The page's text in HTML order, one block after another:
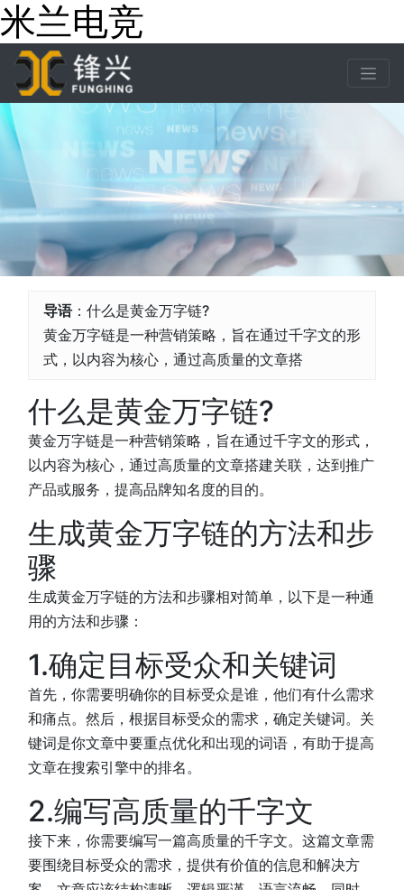
米兰电竞
导语：什么是黄金万字链?
黄金万字链是一种营销策略，旨在通过千字文的形
式，以内容为核心，通过高质量的文章搭
什么是黄金万字链?
黄金万字链是一种营销策略，旨在通过千字文的形式，
以内容为核心，通过高质量的文章搭建关联，达到推广
产品或服务，提高品牌知名度的目的。
生成黄金万字链的方法和步
骤
生成黄金万字链的方法和步骤相对简单，以下是一种通
用的方法和步骤：
1.确定目标受众和关键词
首先，你需要明确你的目标受众是谁，他们有什么需求
和痛点。然后，根据目标受众的需求，确定关键词。关
键词是你文章中要重点优化和出现的词语，有助于提高
文章在搜索引擎中的排名。
2.编写高质量的千字文
接下来，你需要编写一篇高质量的千字文。这篇文章需
要围绕目标受众的需求，提供有价值的信息和解决方